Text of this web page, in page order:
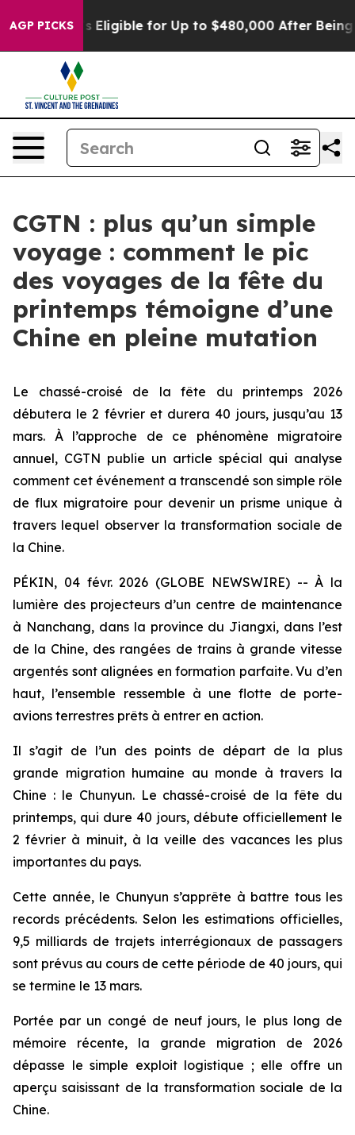
AGP PICKS
He’s Eligible for Up to $480,000 After Being
CGTN : plus qu’un simple
voyage : comment le pic
des voyages de la fête du
printemps témoigne d’une
Chine en pleine mutation
Le chassé-croisé de la fête du printemps 2026
débutera le 2 février et durera 40 jours, jusqu’au 13
mars. À l’approche de ce phénomène migratoire
annuel, CGTN publie un article spécial qui analyse
comment cet événement a transcendé son simple rôle
de flux migratoire pour devenir un prisme unique à
travers lequel observer la transformation sociale de
la Chine.
PÉKIN, 04 févr. 2026 (GLOBE NEWSWIRE) -- À la
lumière des projecteurs d’un centre de maintenance
à Nanchang, dans la province du Jiangxi, dans l’est
de la Chine, des rangées de trains à grande vitesse
argentés sont alignées en formation parfaite. Vu d’en
haut, l’ensemble ressemble à une flotte de porte-
avions terrestres prêts à entrer en action.
Il s’agit de l’un des points de départ de la plus
grande migration humaine au monde à travers la
Chine : le Chunyun. Le chassé-croisé de la fête du
printemps, qui dure 40 jours, débute officiellement le
2 février à minuit, à la veille des vacances les plus
importantes du pays.
Cette année, le Chunyun s’apprête à battre tous les
records précédents. Selon les estimations officielles,
9,5 milliards de trajets interrégionaux de passagers
sont prévus au cours de cette période de 40 jours, qui
se termine le 13 mars.
Portée par un congé de neuf jours, le plus long de
mémoire récente, la grande migration de 2026
dépasse le simple exploit logistique ; elle offre un
aperçu saisissant de la transformation sociale de la
Chine.